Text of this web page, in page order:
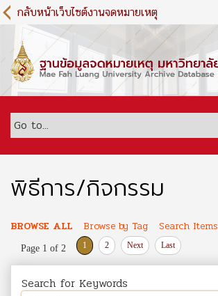
S
k
m
c
กลับหน้าเว็บไซต์งานจดหมายเหตุ
พิธีการ/กิจกรรม
BROWSE ALL Browse by Tag Search Items
Page 1 of 2 1 2 Next Last
Search for Keywords